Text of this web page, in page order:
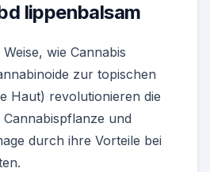
lippenbalsam
wie Cannabis
zur topischen
Haut) revolutionieren die
und
durch ihre Vorteile bei